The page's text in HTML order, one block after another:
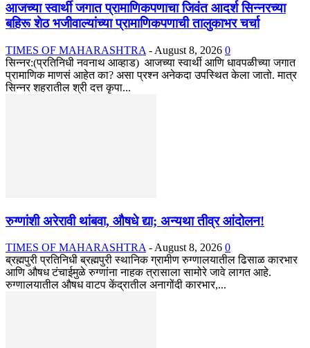
आजच्या स्वार्थी जगात प्रामाणिकपणाचा जिवंत आदर्श सिन्नरच्या
बहिरू शेठ भजीवाल्यांच्या प्रामाणिकपणाची तालुकाभर चर्चा
TIMES OF MAHARASHTRA - August 8, 2026 0
सिन्नर:(प्रतिनिधी नवनाथ आव्हाड) आजच्या स्वार्थी आणि धावपळीच्या जगात
प्रामाणिक माणसं आहेत का? असा प्रश्न अनेकदा उपस्थित केला जातो. मात्र
सिन्नर शहरातील श्री दत्त कृपा...
रुग्णांशी अरेरावी थांबवा, औषधे द्या; अन्यथा तीव्र आंदोलन!
TIMES OF MAHARASHTRA - August 8, 2026 0
ब्रह्मपुरी प्रतिनिधी ब्रह्मपुरी स्थानिक ग्रामीण रुग्णालयातील ढिसाळ कारभार
आणि औषध टंचाईमुळे रुग्णांना नाहक त्रासाला सामोरे जावे लागत आहे.
रुग्णालयातील औषध वाटप केंद्रातील अनागोंदी कारभार,...